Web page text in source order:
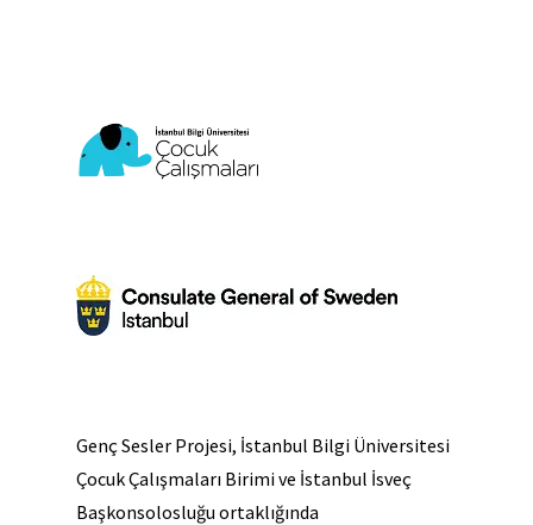
Genç Sesler Projesi, İstanbul Bilgi Üniversitesi
Çocuk Çalışmaları Birimi ve İstanbul İsveç
Başkonsolosluğu ortaklığında